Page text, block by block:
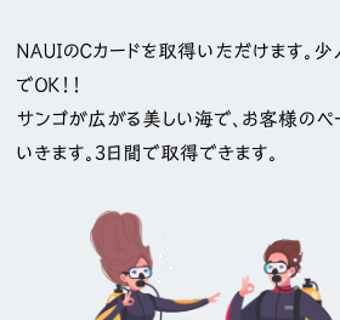
ＮＡＵＩのＣカードを取得いただけます
でＯＫ！！
サンゴが広がる美しい海で、お客様の
いきます。3日間で取得できます。